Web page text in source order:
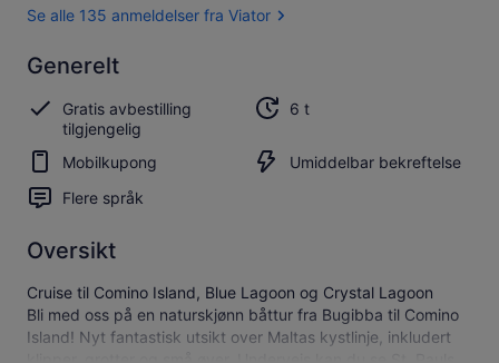
Se alle 135 anmeldelser fra Viator
8.88.8 av 10
Utmerket
Se alle 135
anmeldelser
fra Viator
Generelt
Gratis avbestilling
tilgjengelig
6 t
Mobilkupong
Umiddelbar bekreftelse
Flere språk
Oversikt
Cruise til Comino Island, Blue Lagoon og Crystal Lagoon
Bli med oss på en naturskjønn båttur fra Bugibba til Comino
Island! Nyt fantastisk utsikt over Maltas kystlinje, inkludert